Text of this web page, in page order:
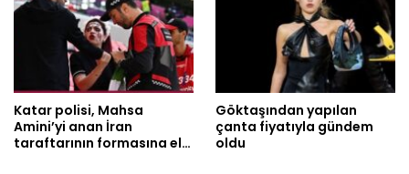
Katar polisi, Mahsa
Amini’yi anan İran
taraftarının formasına el…
Göktaşından yapılan
çanta fiyatıyla gündem
oldu